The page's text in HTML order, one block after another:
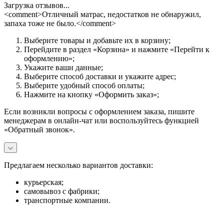
Загрузка отзывов...
<comment>Отличный матрас, недостатков не обнаружил,
запаха тоже не было.</comment>
Выберите товары и добавьте их в корзину;
Перейдите в раздел «Корзина» и нажмите «Перейти к
оформлению»;
Укажите ваши данные;
Выберите способ доставки и укажите адрес;
Выберите удобный способ оплаты;
Нажмите на кнопку «Оформить заказ»;
Если возникли вопросы с оформлением заказа, пишите
менеджерам в онлайн-чат или воспользуйтесь функцией
«Обратный звонок».
Предлагаем несколько вариантов доставки:
курьерская;
самовывоз с фабрики;
транспортные компании.